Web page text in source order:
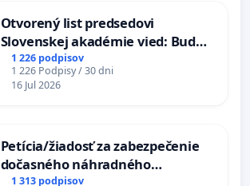
Otvorený list predsedovi
Slovenskej akadémie vied: Bude
mať Vízia Slovenska 2040 mravnú
chrbticu?
1 226 podpisov
1 226 Podpisy / 30 dni
16 Jul 2026
Petícia/žiadosť za zabezpečenie
dočasného náhradného
1 313 podpisov